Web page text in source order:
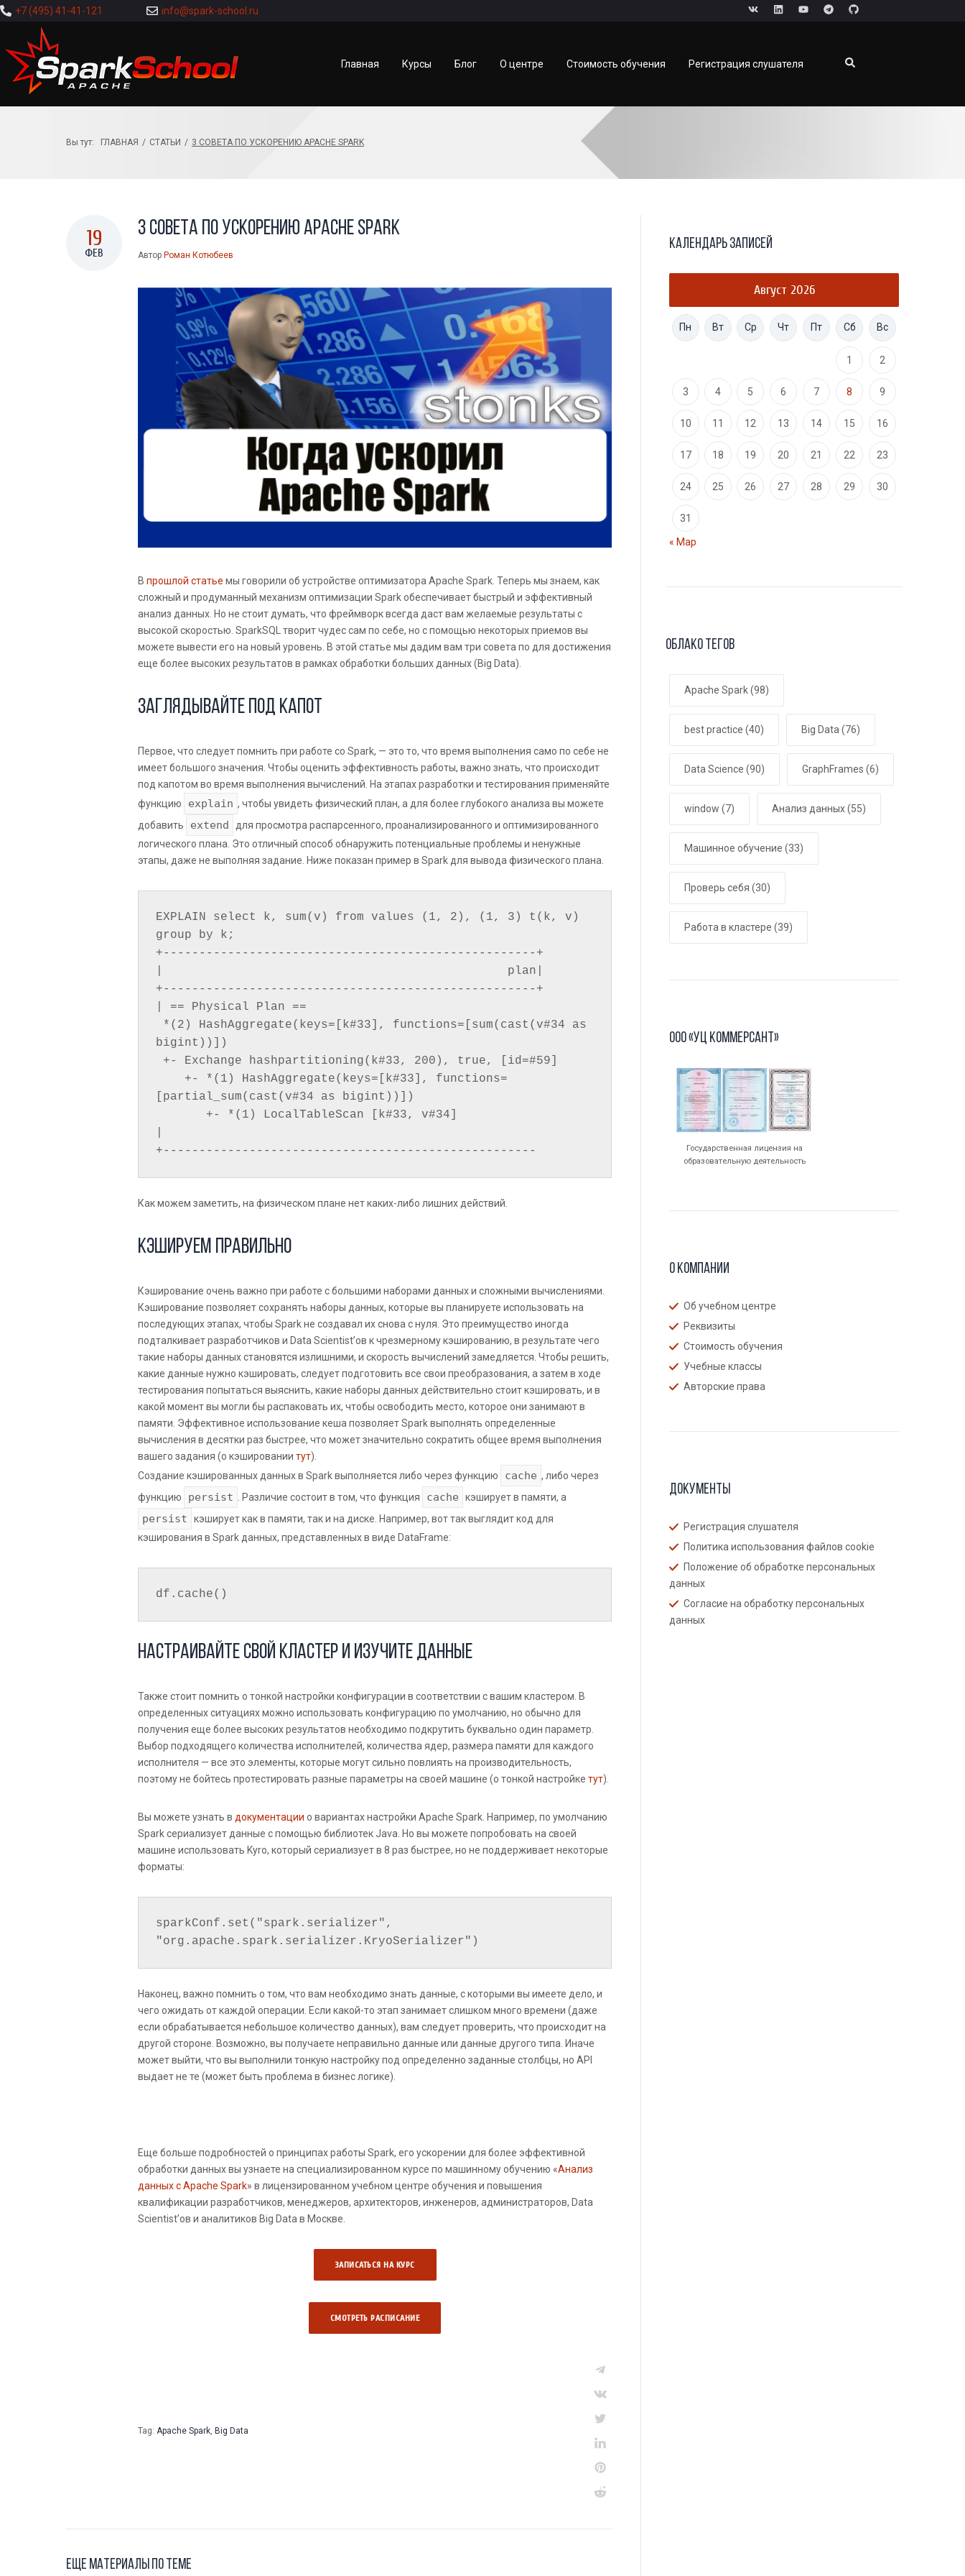
+7 (495) 41-41-121 info@spark-school.ru
Главная Курсы Блог О центре Стоимость обучения Регистрация слушателя
Вы тут: ГЛАВНАЯ / СТАТЬИ / 3 СОВЕТА ПО УСКОРЕНИЮ APACHE SPARK
19
ФЕВ
3 совета по ускорению Apache Spark
Автор Роман Котюбеев
В прошлой статье мы говорили об устройстве оптимизатора Apache Spark. Теперь мы знаем, как
сложный и продуманный механизм оптимизации Spark обеспечивает быстрый и эффективный
анализ данных. Но не стоит думать, что фреймворк всегда даст вам желаемые результаты с
высокой скоростью. SparkSQL творит чудес сам по себе, но с помощью некоторых приемов вы
можете вывести его на новый уровень. В этой статье мы дадим вам три совета по для достижения
еще более высоких результатов в рамках обработки больших данных (Big Data).
Заглядывайте под капот
Первое, что следует помнить при работе со Spark, — это то, что время выполнения само по себе не
имеет большого значения. Чтобы оценить эффективность работы, важно знать, что происходит
под капотом во время выполнения вычислений. На этапах разработки и тестирования применяйте
функцию
explain , чтобы увидеть физический план, а для более глубокого анализа вы можете
добавить
extend
для просмотра распарсенного, проанализированного и оптимизированного
логического плана. Это отличный способ обнаружить потенциальные проблемы и ненужные
этапы, даже не выполняя задание. Ниже показан пример в Spark для вывода физического плана.
EXPLAIN select k, sum(v) from values (1, 2), (1, 3) t(k, v)
group by k;
+----------------------------------------------------+
|                                                plan|
+----------------------------------------------------+
| == Physical Plan ==
bigint))])
[partial_sum(cast(v#34 as bigint))])
+----------------------------------------------------
Как можем заметить, на физическом плане нет каких-либо лишних действий.
Кэшируем правильно
Кэширование очень важно при работе с большими наборами данных и сложными вычислениями.
Кэширование позволяет сохранять наборы данных, которые вы планируете использовать на
последующих этапах, чтобы Spark не создавал их снова с нуля. Это преимущество иногда
подталкивает разработчиков и Data Scientist’ов к чрезмерному кэшированию, в результате чего
такие наборы данных становятся излишними, и скорость вычислений замедляется. Чтобы решить,
какие данные нужно кэшировать, следует подготовить все свои преобразования, а затем в ходе
тестирования попытаться выяснить, какие наборы данных действительно стоит кэшировать, и в
какой момент вы могли бы распаковать их, чтобы освободить место, которое они занимают в
памяти. Эффективное использование кеша позволяет Spark выполнять определенные
вычисления в десятки раз быстрее, что может значительно сократить общее время выполнения
вашего задания (о кэшировании тут).
Создание кэшированных данных в Spark выполняется либо через функцию
cache , либо через
функцию
persist . Различие состоит в том, что функция cache кэширует в памяти, а
persist
кэширует как в памяти, так и на диске. Например, вот так выглядит код для
кэширования в Spark данных, представленных в виде DataFrame:
df.cache()
Настраивайте свой кластер и изучите данные
Также стоит помнить о тонкой настройки конфигурации в соответствии с вашим кластером. В
определенных ситуациях можно использовать конфигурацию по умолчанию, но обычно для
получения еще более высоких результатов необходимо подкрутить буквально один параметр.
Выбор подходящего количества исполнителей, количества ядер, размера памяти для каждого
исполнителя — все это элементы, которые могут сильно повлиять на производительность,
поэтому не бойтесь протестировать разные параметры на своей машине (о тонкой настройке тут).
Вы можете узнать в документации о вариантах настройки Apache Spark. Например, по умолчанию
Spark сериализует данные с помощью библиотек Java. Но вы можете попробовать на своей
машине использовать Kyro, который сериализует в 8 раз быстрее, но не поддерживает некоторые
форматы:
sparkConf.set("spark.serializer",
"org.apache.spark.serializer.KryoSerializer")
Наконец, важно помнить о том, что вам необходимо знать данные, с которыми вы имеете дело, и
чего ожидать от каждой операции. Если какой-то этап занимает слишком много времени (даже
если обрабатывается небольшое количество данных), вам следует проверить, что происходит на
другой стороне. Возможно, вы получаете неправильно данные или данные другого типа. Иначе
может выйти, что вы выполнили тонкую настройку под определенно заданные столбцы, но API
выдает не те (может быть проблема в бизнес логике).
Еще больше подробностей о принципах работы Spark, его ускорении для более эффективной
обработки данных вы узнаете на специализированном курсе по машинному обучению «Анализ
данных с Apache Spark» в лицензированном учебном центре обучения и повышения
квалификации разработчиков, менеджеров, архитекторов, инженеров, администраторов, Data
Scientist’ов и аналитиков Big Data в Москве.
ЗАПИСАТЬСЯ НА КУРС
СМОТРЕТЬ РАCПИСАНИЕ
Tag: Apache Spark Big Data
Еще материалы по теме
Календарь записей
Август 2026
Пн Вт Ср Чт Пт Сб Вс
1 2
3 4 5 6 7 8 9
10 11 12 13 14 15 16
17 18 19 20 21 22 23
24 25 26 27 28 29 30
31
« Мар
Облако тегов
Apache Spark(98)
best practice (40) Big Data (76)
Data Science (90) GraphFrames (6)
window (7) Анализ данных(55)
Машинное обучение (33)
Проверь себя (30)
Работа в кластере (39)
ООО «УЦ Коммерсант»
Государственная лицензия на
образовательную деятельность
О компании
Об учебном центре
Реквизиты
Стоимость обучения
Учебные классы
Авторские права
Документы
Регистрация слушателя
Политика использования файлов cookie
Положение об обработке персональных
данных
Согласие на обработку персональных
данных